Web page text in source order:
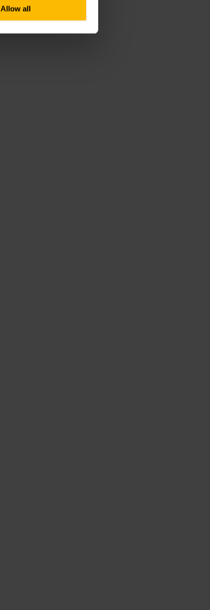
Allow all